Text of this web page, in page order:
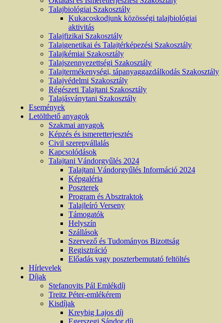
Talajbiológiai Szakosztály
Kukacoskodjunk közösségi talajbiológiai
aktivitás
Talajfizikai Szakosztály
Talajgenetikai és Talajtérképezési Szakosztály
Talajkémiai Szakosztály
Talajszennyezettségi Szakosztály
Talajtermékenységi, tápanyaggazdálkodás Szakosztály
Talajvédelmi Szakosztály
Régészeti Talajtani Szakosztály
Talajásványtani Szakosztály
Események
Letölthető anyagok
Szakmai anyagok
Képzés és ismeretterjesztés
Civil szerepvállalás
Kapcsolódások
Talajtani Vándorgyűlés 2024
Talajtani Vándorgyűlés Információ 2024
Képgaléria
Poszterek
Program és Absztraktok
Talajleíró Verseny
Támogatók
Helyszín
Szállások
Szervező és Tudományos Bizottság
Regisztráció
Előadás vagy poszterbemutató feltöltés
Hírlevelek
Díjak
Stefanovits Pál Emlékdíj
Treitz Péter-emlékérem
Kisdíjak
Kreybig Lajos díj